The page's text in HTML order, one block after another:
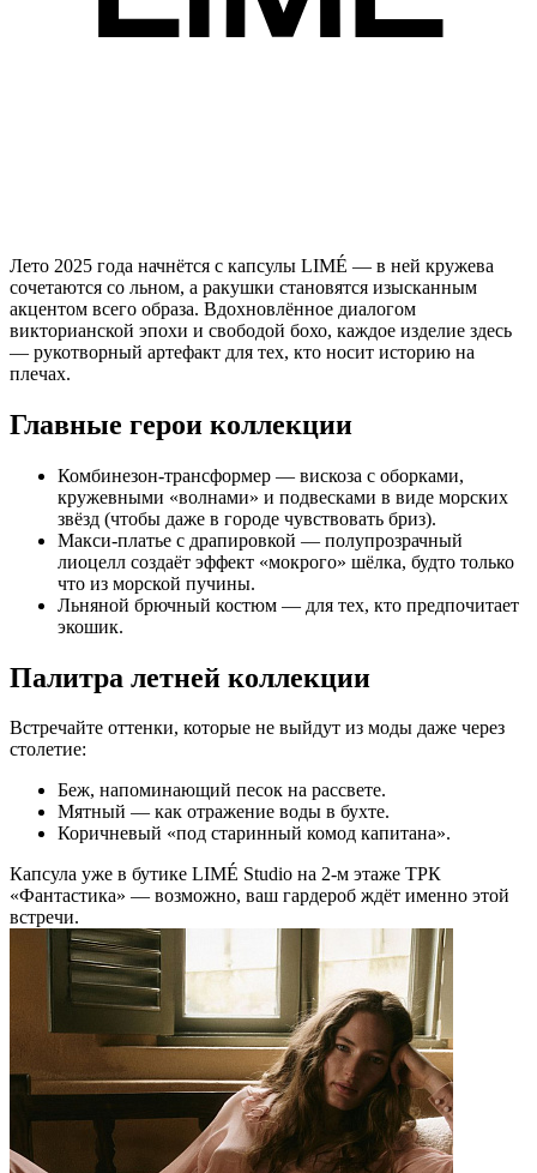
Лето 2025 года начнётся с капсулы LIMÉ — в ней кружева
сочетаются со льном, а ракушки становятся изысканным
акцентом всего образа. Вдохновлённое диалогом
викторианской эпохи и свободой бохо, каждое изделие здесь
— рукотворный артефакт для тех, кто носит историю на
плечах.
Главные герои коллекции
Комбинезон-трансформер — вискоза с оборками,
кружевными «волнами» и подвесками в виде морских
звёзд (чтобы даже в городе чувствовать бриз).
Макси-платье с драпировкой — полупрозрачный
лиоцелл создаёт эффект «мокрого» шёлка, будто только
что из морской пучины.
Льняной брючный костюм — для тех, кто предпочитает
экошик.
Палитра летней коллекции
Встречайте оттенки, которые не выйдут из моды даже через
столетие:
Беж, напоминающий песок на рассвете.
Мятный — как отражение воды в бухте.
Коричневый «под старинный комод капитана».
Капсула уже в бутике LIMÉ Studio на 2-м этаже ТРК
«Фантастика» — возможно, ваш гардероб ждёт именно этой
встречи.